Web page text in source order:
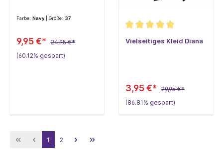
Farbe: Navy | Größe: 37
9,95 €*
24,95 €*
(60.12% gespart)
Vielseitiges Kleid Diana
3,95 €*
29,95 €*
(86.81% gespart)
1 2